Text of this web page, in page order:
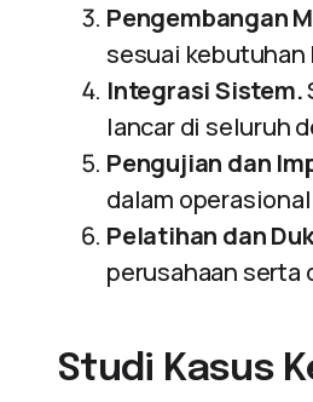
Pengembangan
sesuai kebutuhan
Integrasi Sistem.
lancar di seluruh
Pengujian dan
dalam
Pelatihan dan
perusahaan serta
Studi Kasus